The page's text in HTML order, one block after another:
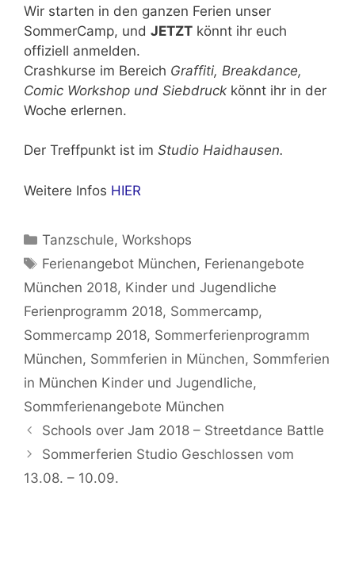
Wir starten in den ganzen Ferien unser
SommerCamp, und JETZT könnt ihr euch
offiziell anmelden.
Crashkurse im Bereich Graffiti, Breakdance,
Comic Workshop und Siebdruck könnt ihr in der
Woche erlernen.
Der Treffpunkt ist im Studio Haidhausen.
Weitere Infos HIER
Kategorien
Tanzschule,Workshops
Schlagwörter
Ferienangebot München, Ferienangebote
München 2018, Kinder und Jugendliche
Ferienprogramm 2018, Sommercamp,
Sommercamp 2018, Sommerferienprogramm
München, Sommferien in München, Sommferien
in München Kinder und Jugendliche,
Sommferienangebote München
Schools over Jam 2018 – Streetdance Battle
Sommerferien Studio Geschlossen vom
13.08. – 10.09.